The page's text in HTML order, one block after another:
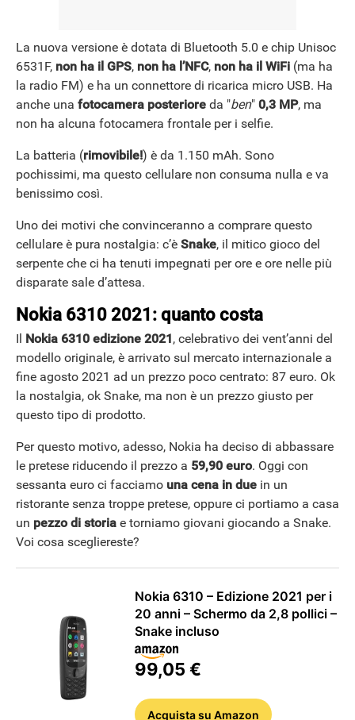
ANDROID
La nuova versione è dotata di Bluetooth 5.0 e chip Unisoc
6531F, non ha il GPS, non ha l’NFC, non ha il WiFi (ma ha
la radio FM) e ha un connettore di ricarica micro USB. Ha
anche una fotocamera posteriore da "ben" 0,3 MP, ma
non ha alcuna fotocamera frontale per i selfie.
La batteria (rimovibile!) è da 1.150 mAh. Sono
pochissimi, ma questo cellulare non consuma nulla e va
benissimo così.
Uno dei motivi che convinceranno a comprare questo
cellulare è pura nostalgia: c’è Snake, il mitico gioco del
serpente che ci ha tenuti impegnati per ore e ore nelle più
disparate sale d’attesa.
Nokia 6310 2021: quanto costa
Il Nokia 6310 edizione 2021, celebrativo dei vent’anni del
modello originale, è arrivato sul mercato internazionale a
fine agosto 2021 ad un prezzo poco centrato: 87 euro. Ok
la nostalgia, ok Snake, ma non è un prezzo giusto per
questo tipo di prodotto.
Per questo motivo, adesso, Nokia ha deciso di abbassare
le pretese riducendo il prezzo a 59,90 euro. Oggi con
sessanta euro ci facciamo una cena in due in un
ristorante senza troppe pretese, oppure ci portiamo a casa
un pezzo di storia e torniamo giovani giocando a Snake.
Voi cosa scegliereste?
Nokia 6310 – Edizione 2021 per i
20 anni – Schermo da 2,8 pollici –
Snake incluso
99,05 €
Acquistasu Amazon